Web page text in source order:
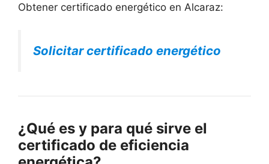
Obtener certificado energético en Alcaraz:
Solicitar certificado energético
¿Qué es y para qué sirve el
certificado de eficiencia